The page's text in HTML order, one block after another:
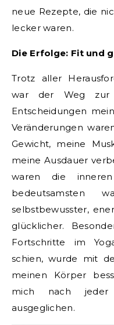
neue Rezepte, die
lecker waren.
Die Erfolge: Fit und
Trotz aller
war der Weg zur
Entscheidungen
Veränderungen
Gewicht, meine
meine Ausdauer
waren die
bedeutsamsten
selbstbewusster,
glücklicher.
Fortschritte im
schien, wurde mit
meinen Körper
mich nach jeder
ausgeglichen.